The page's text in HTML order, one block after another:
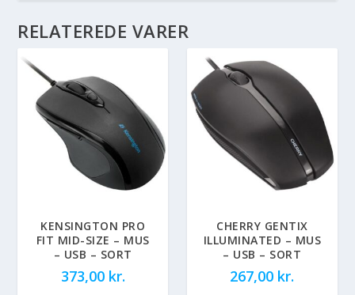
RELATEREDE VARER
KENSINGTON PRO
FIT MID-SIZE – MUS
– USB – SORT
373,00 kr.
CHERRY GENTIX
ILLUMINATED – MUS
– USB – SORT
267,00 kr.